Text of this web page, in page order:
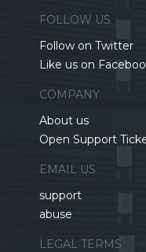
FOLLOW US
Follow on Twitter
Like us on
COMPANY
About us
Open Support
EMAIL US
support
abuse
LEGAL TERMS